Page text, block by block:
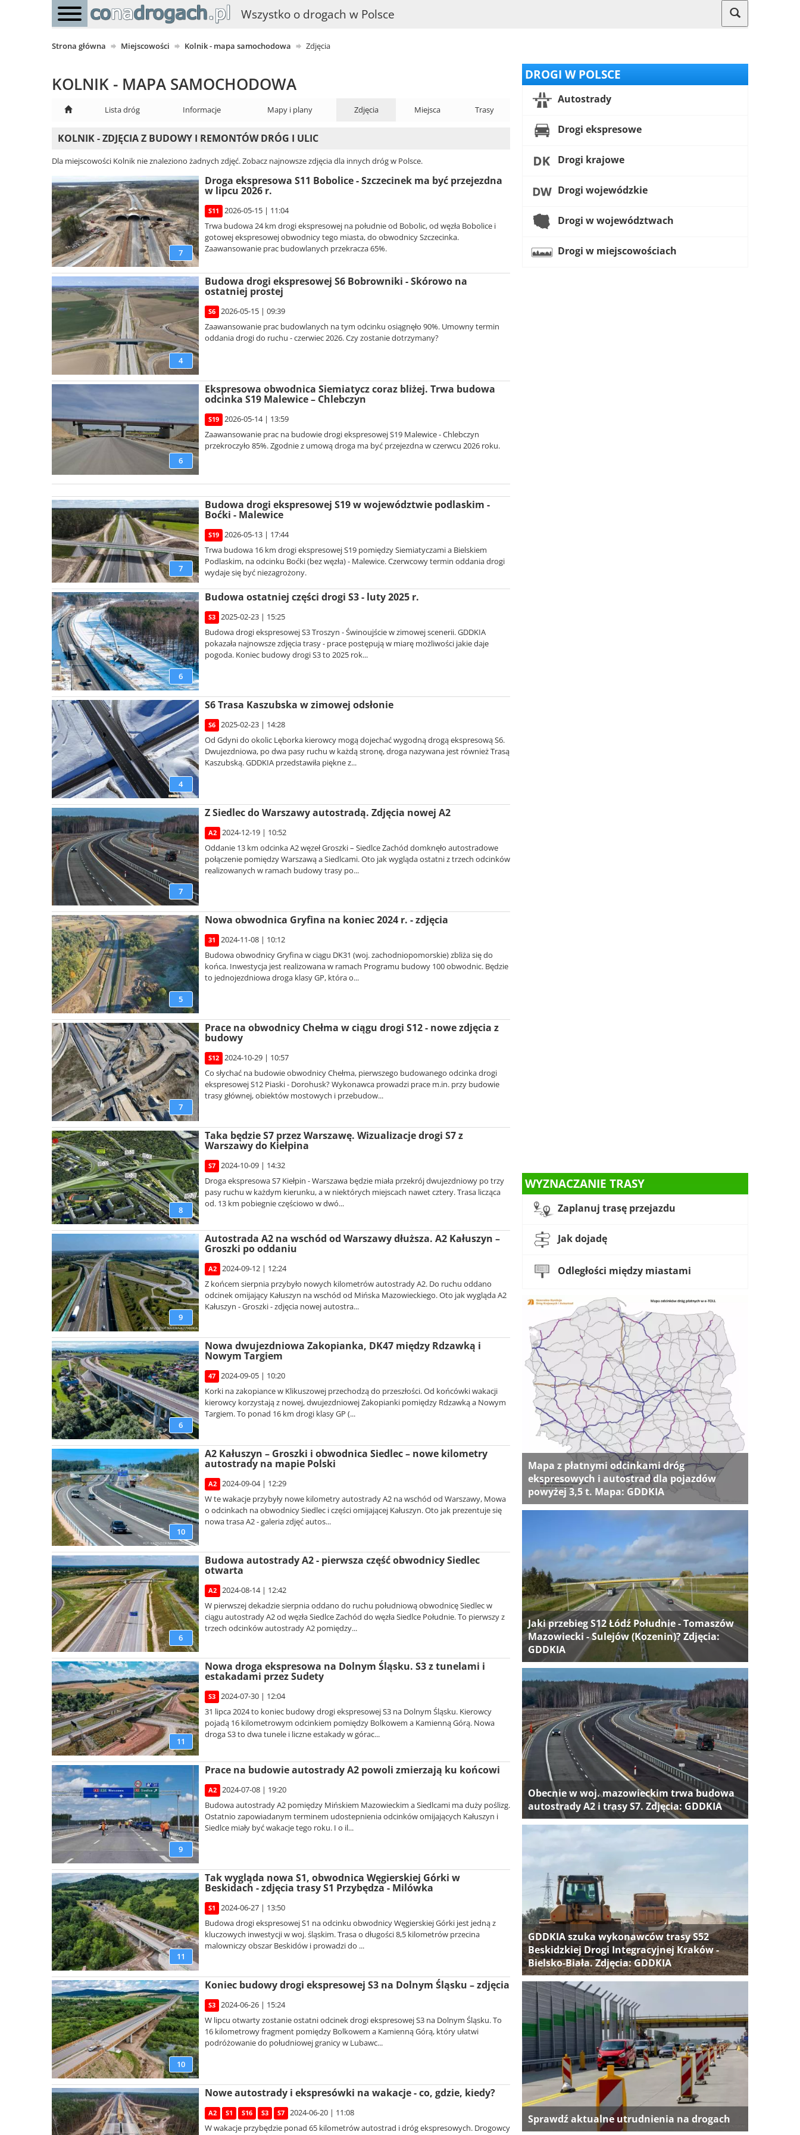
Wszystko o drogach w Polsce
Strona główna Miejscowości Kolnik - mapa samochodowa Zdjęcia
KOLNIK - MAPA SAMOCHODOWA
Lista dróg Informacje Mapy i plany Zdjęcia Miejsca Trasy
KOLNIK - ZDJĘCIA Z BUDOWY I REMONTÓW DRÓG I ULIC
Dla miejscowości Kolnik nie znaleziono żadnych zdjęć. Zobacz najnowsze zdjęcia dla innych dróg w Polsce.
7
Droga ekspresowa S11 Bobolice - Szczecinek ma być przejezdna
w lipcu 2026 r.
S11
2026-05-15 | 11:04
Trwa budowa 24 km drogi ekspresowej na południe od Bobolic, od węzła Bobolice i
gotowej ekspresowej obwodnicy tego miasta, do obwodnicy Szczecinka.
Zaawansowanie prac budowlanych przekracza 65%.
4
Budowa drogi ekspresowej S6 Bobrowniki - Skórowo na
ostatniej prostej
S6
2026-05-15 | 09:39
Zaawansowanie prac budowlanych na tym odcinku osiągnęło 90%. Umowny termin
oddania drogi do ruchu - czerwiec 2026. Czy zostanie dotrzymany?
6
Ekspresowa obwodnica Siemiatycz coraz bliżej. Trwa budowa
odcinka S19 Malewice – Chlebczyn
S19
2026-05-14 | 13:59
Zaawansowanie prac na budowie drogi ekspresowej S19 Malewice - Chlebczyn
przekroczyło 85%. Zgodnie z umową droga ma być przejezdna w czerwcu 2026 roku.
7
Budowa drogi ekspresowej S19 w województwie podlaskim -
Boćki - Malewice
S19
2026-05-13 | 17:44
Trwa budowa 16 km drogi ekspresowej S19 pomiędzy Siemiatyczami a Bielskiem
Podlaskim, na odcinku Boćki (bez węzła) - Malewice. Czerwcowy termin oddania drogi
wydaje się być niezagrożony.
6
Budowa ostatniej części drogi S3 - luty 2025 r.
S3
2025-02-23 | 15:25
Budowa drogi ekspresowej S3 Troszyn - Świnoujście w zimowej scenerii. GDDKIA
pokazała najnowsze zdjęcia trasy - prace postępują w miarę możliwości jakie daje
pogoda. Koniec budowy drogi S3 to 2025 rok...
4
S6 Trasa Kaszubska w zimowej odsłonie
S6
2025-02-23 | 14:28
Od Gdyni do okolic Lęborka kierowcy mogą dojechać wygodną drogą ekspresową S6.
Dwujezdniowa, po dwa pasy ruchu w każdą stronę, droga nazywana jest również Trasą
Kaszubską. GDDKIA przedstawiła piękne z...
7
Z Siedlec do Warszawy autostradą. Zdjęcia nowej A2
A2
2024-12-19 | 10:52
Oddanie 13 km odcinka A2 węzeł Groszki – Siedlce Zachód domknęło autostradowe
połączenie pomiędzy Warszawą a Siedlcami. Oto jak wygląda ostatni z trzech odcinków
realizowanych w ramach budowy trasy po...
5
Nowa obwodnica Gryfina na koniec 2024 r. - zdjęcia
31
2024-11-08 | 10:12
Budowa obwodnicy Gryfina w ciągu DK31 (woj. zachodniopomorskie) zbliża się do
końca. Inwestycja jest realizowana w ramach Programu budowy 100 obwodnic. Będzie
to jednojezdniowa droga klasy GP, która o...
7
Prace na obwodnicy Chełma w ciągu drogi S12 - nowe zdjęcia z
budowy
S12
2024-10-29 | 10:57
Co słychać na budowie obwodnicy Chełma, pierwszego budowanego odcinka drogi
ekspresowej S12 Piaski - Dorohusk? Wykonawca prowadzi prace m.in. przy budowie
trasy głównej, obiektów mostowych i przebudow...
8
Taka będzie S7 przez Warszawę. Wizualizacje drogi S7 z
Warszawy do Kiełpina
S7
2024-10-09 | 14:32
Droga ekspresowa S7 Kiełpin - Warszawa będzie miała przekrój dwujezdniowy po trzy
pasy ruchu w każdym kierunku, a w niektórych miejscach nawet cztery. Trasa licząca
od. 13 km pobiegnie częściowo w dwó...
9
Autostrada A2 na wschód od Warszawy dłuższa. A2 Kałuszyn –
Groszki po oddaniu
A2
2024-09-12 | 12:24
Z końcem sierpnia przybyło nowych kilometrów autostrady A2. Do ruchu oddano
odcinek omijający Kałuszyn na wschód od Mińska Mazowieckiego. Oto jak wygląda A2
Kałuszyn - Groszki - zdjęcia nowej autostra...
6
Nowa dwujezdniowa Zakopianka, DK47 między Rdzawką i
Nowym Targiem
47
2024-09-05 | 10:20
Korki na zakopiance w Klikuszowej przechodzą do przeszłości. Od końcówki wakacji
kierowcy korzystają z nowej, dwujezdniowej Zakopianki pomiędzy Rdzawką a Nowym
Targiem. To ponad 16 km drogi klasy GP (...
10
A2 Kałuszyn – Groszki i obwodnica Siedlec – nowe kilometry
autostrady na mapie Polski
A2
2024-09-04 | 12:29
W te wakacje przybyły nowe kilometry autostrady A2 na wschód od Warszawy, Mowa
o odcinkach na obwodnicy Siedlec i części omijającej Kałuszyn. Oto jak prezentuje się
nowa trasa A2 - galeria zdjęć autos...
6
Budowa autostrady A2 - pierwsza część obwodnicy Siedlec
otwarta
A2
2024-08-14 | 12:42
W pierwszej dekadzie sierpnia oddano do ruchu południową obwodnicę Siedlec w
ciągu autostrady A2 od węzła Siedlce Zachód do węzła Siedlce Południe. To pierwszy z
trzech odcinków autostrady A2 pomiędzy...
11
Nowa droga ekspresowa na Dolnym Śląsku. S3 z tunelami i
estakadami przez Sudety
S3
2024-07-30 | 12:04
31 lipca 2024 to koniec budowy drogi ekspresowej S3 na Dolnym Śląsku. Kierowcy
pojadą 16 kilometrowym odcinkiem pomiędzy Bolkowem a Kamienną Górą. Nowa
droga S3 to dwa tunele i liczne estakady w górac...
9
Prace na budowie autostrady A2 powoli zmierzają ku końcowi
A2
2024-07-08 | 19:20
Budowa autostrady A2 pomiędzy Mińskiem Mazowieckim a Siedlcami ma duży poślizg.
Ostatnio zapowiadanym terminem udostepnienia odcinków omijających Kałuszyn i
Siedlce miały być wakacje tego roku. I o il...
11
Tak wygląda nowa S1, obwodnica Węgierskiej Górki w
Beskidach - zdjęcia trasy S1 Przybędza - Milówka
S1
2024-06-27 | 13:50
Budowa drogi ekspresowej S1 na odcinku obwodnicy Węgierskiej Górki jest jedną z
kluczowych inwestycji w woj. śląskim. Trasa o długości 8,5 kilometrów przecina
malowniczy obszar Beskidów i prowadzi do ...
10
Koniec budowy drogi ekspresowej S3 na Dolnym Śląsku – zdjęcia
S3
2024-06-26 | 15:24
W lipcu otwarty zostanie ostatni odcinek drogi ekspresowej S3 na Dolnym Śląsku. To
16 kilometrowy fragment pomiędzy Bolkowem a Kamienną Górą, który ułatwi
podróżowanie do południowej granicy w Lubawc...
Nowe autostrady i ekspresówki na wakacje - co, gdzie, kiedy?
A2 S1 S16 S3 S7
2024-06-20 | 11:08
W wakacje przybędzie ponad 65 kilometrów autostrad i dróg ekspresowych. Drogowcy
DROGI W POLSCE
Autostrady
Drogi ekspresowe
Drogi krajowe
Drogi wojewódzkie
Drogi w województwach
Drogi w miejscowościach
WYZNACZANIE TRASY
Zaplanuj trasę przejazdu
Jak dojadę
Odległości między miastami
Mapa z płatnymi odcinkami dróg
ekspresowych i autostrad dla pojazdów
powyżej 3,5 t. Mapa: GDDKIA
Jaki przebieg S12 Łódź Południe - Tomaszów
Mazowiecki - Sulejów (Kozenin)? Zdjęcia:
GDDKIA
Obecnie w woj. mazowieckim trwa budowa
autostrady A2 i trasy S7. Zdjęcia: GDDKIA
GDDKIA szuka wykonawców trasy S52
Beskidzkiej Drogi Integracyjnej Kraków -
Bielsko-Biała. Zdjęcia: GDDKIA
Sprawdź aktualne utrudnienia na drogach